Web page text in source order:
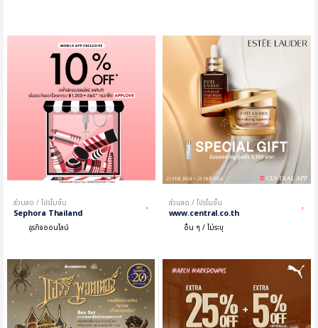
ส่วนลด / โปรโมชั่น
Sephora Thailand
ธุรกิจออนไลน์
ส่วนลด / โปรโมชั่น
www.central.co.th
อื่น ๆ / ไม่ระบุ